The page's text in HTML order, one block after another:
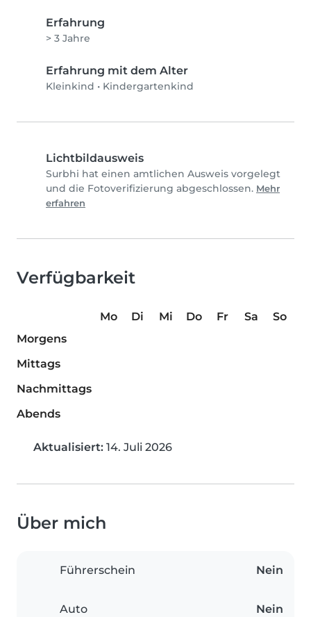
Erfahrung
> 3 Jahre
Erfahrung mit dem Alter
Kleinkind • Kindergartenkind
Lichtbildausweis
Surbhi hat einen amtlichen Ausweis vorgelegt
und die Fotoverifizierung abgeschlossen. Mehr
erfahren
Verfügbarkeit
Mo Di Mi Do Fr Sa
So
Morgens
Mittags
Nachmittags
Abends
Aktualisiert: 14. Juli 2026
Über mich
Führerschein Nein
Auto Nein